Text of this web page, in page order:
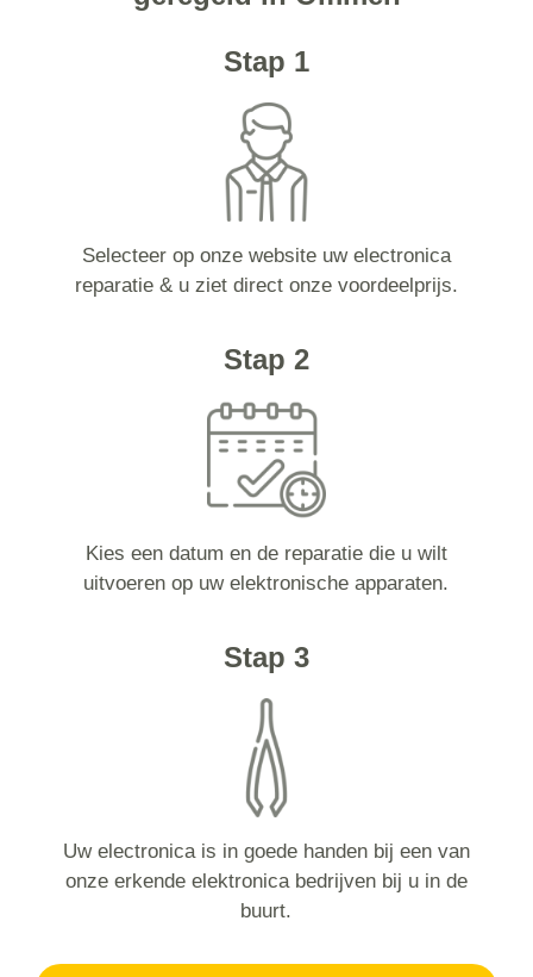
Stap 1
Selecteer op onze website uw electronica
reparatie & u ziet direct onze voordeelprijs.
Stap 2
Kies een datum en de reparatie die u wilt
uitvoeren op uw elektronische apparaten.
Stap 3
Uw electronica is in goede handen bij een van
onze erkende elektronica bedrijven bij u in de
buurt.